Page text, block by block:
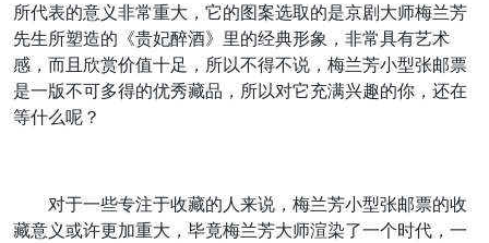
所代表的意义非常重大，它的图案选取的是京剧大师梅兰芳
先生所塑造的《贵妃醉酒》里的经典形象，非常具有艺术
感，而且欣赏价值十足，所以不得不说，梅兰芳小型张邮票
是一版不可多得的优秀藏品，所以对它充满兴趣的你，还在
等什么呢？
对于一些专注于收藏的人来说，梅兰芳小型张邮票的收
藏意义或许更加重大，毕竟梅兰芳大师渲染了一个时代，一